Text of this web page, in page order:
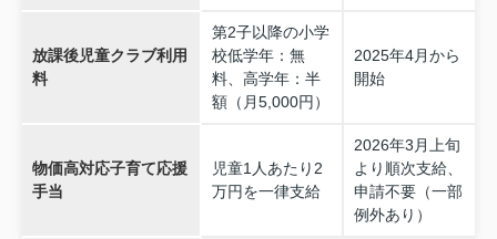
放課後児童クラブ利用
料
第2子以降の小学
校低学年：無
料、高学年：半
額（月5,000円）
2025年4月から
開始
物価高対応子育て応援
手当
児童1人あたり2
万円を一律支給
2026年3月上旬
より順次支給、
申請不要（一部
例外あり）